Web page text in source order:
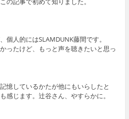
個人的にはSLAMDUNK藤間です。
ったけど、もっと声を聴きたいと思っ
憶しているかたが他にもいらしたと
感じます。辻谷さん、やすらかに。